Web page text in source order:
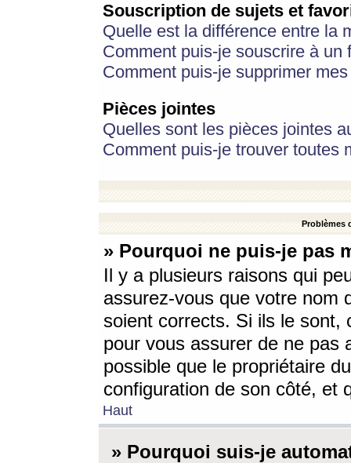
Souscription de sujets et
Quelle est la différence entre la
Comment puis-je souscrire à
Comment puis-je supprimer
Pièces jointes
Quelles sont les pièces jointes
Comment puis-je trouver toutes
Problèmes
» Pourquoi ne puis-je pas
Il y a plusieurs raisons qui
assurez-vous que votre nom
soient corrects. Si ils le sont,
pour vous assurer de ne pas
possible que le propriétaire
configuration de son côté, et
Haut
» Pourquoi suis-je